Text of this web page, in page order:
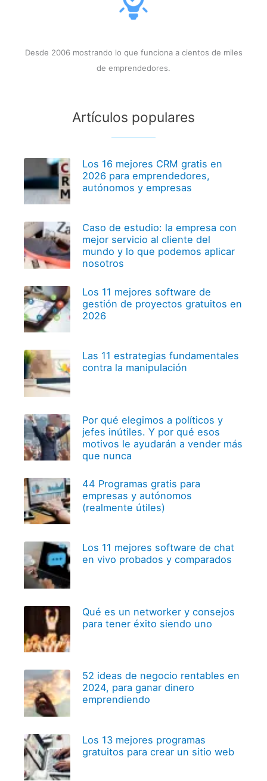
Desde 2006 mostrando lo que funciona a cientos de miles
de emprendedores.
Artículos populares
Los 16 mejores CRM gratis en
2026 para emprendedores,
autónomos y empresas
Caso de estudio: la empresa con
mejor servicio al cliente del
mundo y lo que podemos aplicar
nosotros
Los 11 mejores software de
gestión de proyectos gratuitos en
2026
Las 11 estrategias fundamentales
contra la manipulación
Por qué elegimos a políticos y
jefes inútiles. Y por qué esos
motivos le ayudarán a vender más
que nunca
44 Programas gratis para
empresas y autónomos
(realmente útiles)
Los 11 mejores software de chat
en vivo probados y comparados
Qué es un networker y consejos
para tener éxito siendo uno
52 ideas de negocio rentables en
2024, para ganar dinero
emprendiendo
Los 13 mejores programas
gratuitos para crear un sitio web